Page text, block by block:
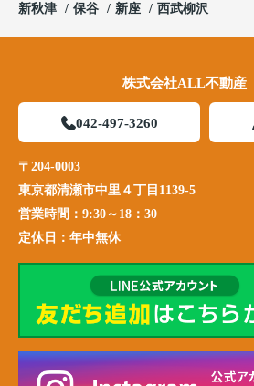
新秋津
保谷 新座 西武柳沢
株式会社ALL不動
042-497-3260
〒204-0003
東京都清瀬市中里４丁目1139-5
営業時間： 9:30～18：30
定休日： 年中無休